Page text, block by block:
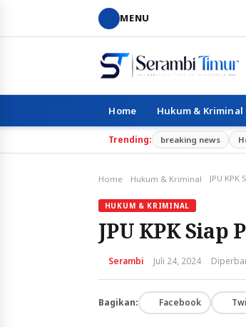
MENU
Home Hukum & Kriminal
Trending: breaking news
Home Hukum & Kriminal
HUKUM & KRIMINAL
JPU KPK Siap
Serambi Juli 24, 2024
Bagikan: Facebook